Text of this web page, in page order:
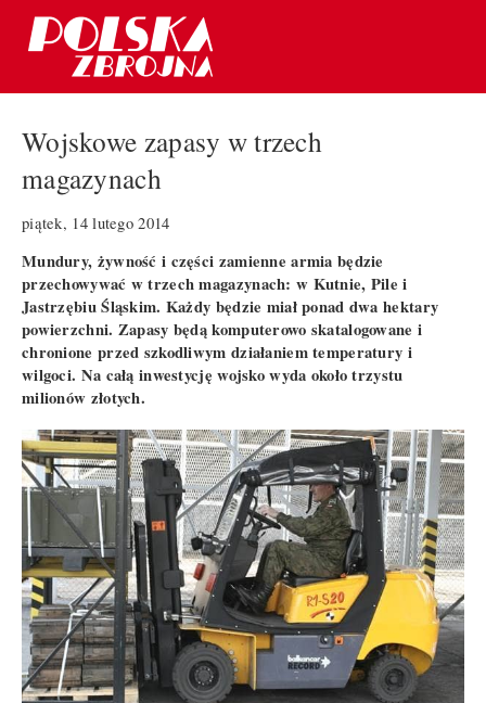
Wojskowe zapasy w trzech
magazynach
piątek, 14 lutego 2014
Mundury, żywność i części zamienne armia będzie
przechowywać w trzech magazynach: w Kutnie, Pile i
Jastrzębiu Śląskim. Każdy będzie miał ponad dwa hektary
powierzchni. Zapasy będą komputerowo skatalogowane i
chronione przed szkodliwym działaniem temperatury i
wilgoci. Na całą inwestycję wojsko wyda około trzystu
milionów złotych.